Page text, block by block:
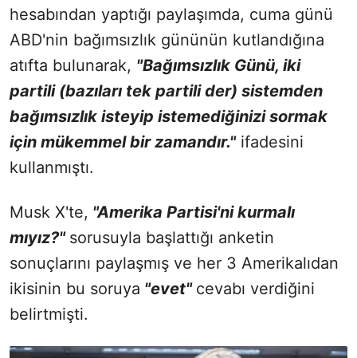
hesabından yaptığı paylaşımda, cuma günü
ABD'nin bağımsızlık gününün kutlandığına
atıfta bulunarak, "Bağımsızlık Günü, iki
partili (bazıları tek partili der) sistemden
bağımsızlık isteyip istemediğinizi sormak
için mükemmel bir zamandır."ifadesini
kullanmıştı.
Musk X'te, "Amerika Partisi'ni kurmalı
mıyız?" sorusuyla başlattığı anketin
sonuçlarını paylaşmış ve her 3 Amerikalıdan
ikisinin bu soruya "evet" cevabı verdiğini
belirtmişti.